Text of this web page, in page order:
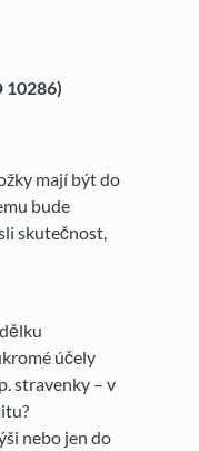
10286)
mají být do
bude
skutečnost,
účely
stravenky – v
nebo jen do